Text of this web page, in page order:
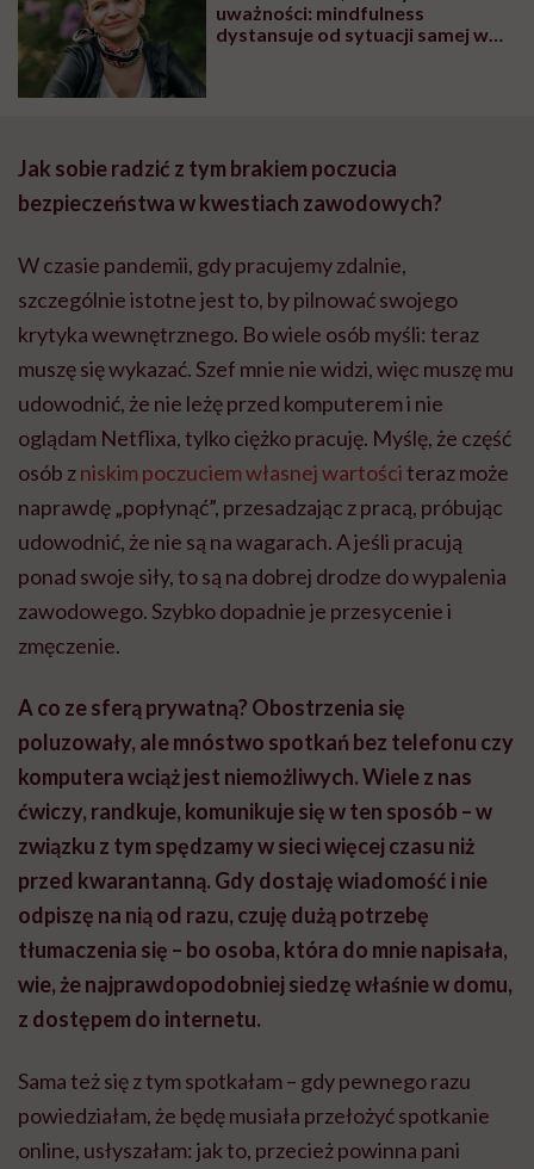
uważności: mindfulness
dystansuje od sytuacji samej w
Jak sobie radzić z tym brakiem poczucia
bezpieczeństwa w kwestiach zawodowych?
W czasie pandemii, gdy pracujemy zdalnie,
szczególnie istotne jest to, by pilnować swojego
krytyka wewnętrznego. Bo wiele osób myśli: teraz
muszę się wykazać. Szef mnie nie widzi, więc muszę mu
udowodnić, że nie leżę przed komputerem i nie
oglądam Netflixa, tylko ciężko pracuję. Myślę, że część
osób zniskim poczuciem własnej wartościteraz może
naprawdę „popłynąć”, przesadzając z pracą, próbując
udowodnić, że nie są na wagarach. A jeśli pracują
ponad swoje siły, to są na dobrej drodze do wypalenia
zawodowego. Szybko dopadnie je przesycenie i
zmęczenie.
A co ze sferą prywatną? Obostrzenia się
poluzowały, ale mnóstwo spotkań bez telefonu czy
komputera wciąż jest niemożliwych. Wiele z nas
ćwiczy, randkuje, komunikuje się w ten sposób – w
związku z tym spędzamy w sieci więcej czasu niż
przed kwarantanną. Gdy dostaję wiadomość i nie
odpiszę na nią od razu, czuję dużą potrzebę
tłumaczenia się – bo osoba, która do mnie napisała,
wie, że najprawdopodobniej siedzę właśnie w domu,
z dostępem do internetu.
Sama też się z tym spotkałam – gdy pewnego razu
powiedziałam, że będę musiała przełożyć spotkanie
online, usłyszałam: jak to, przecież powinna pani